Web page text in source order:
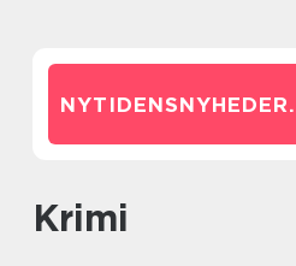
NYTIDENSNYHEDER.
krimi